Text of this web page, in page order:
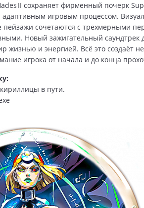
II сохраняет фирменный почерк
игровым процессом.
сочетаются с трёхмерными
Новый зажигательный саундтрек
жизнью и энергией. Всё это создаёт
игрока от начала и до конца
в пути.